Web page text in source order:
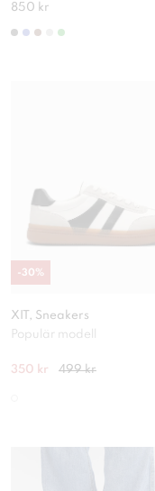
850 kr
XIT, Sneakers
Populär modell
350 kr 499 kr
-30%